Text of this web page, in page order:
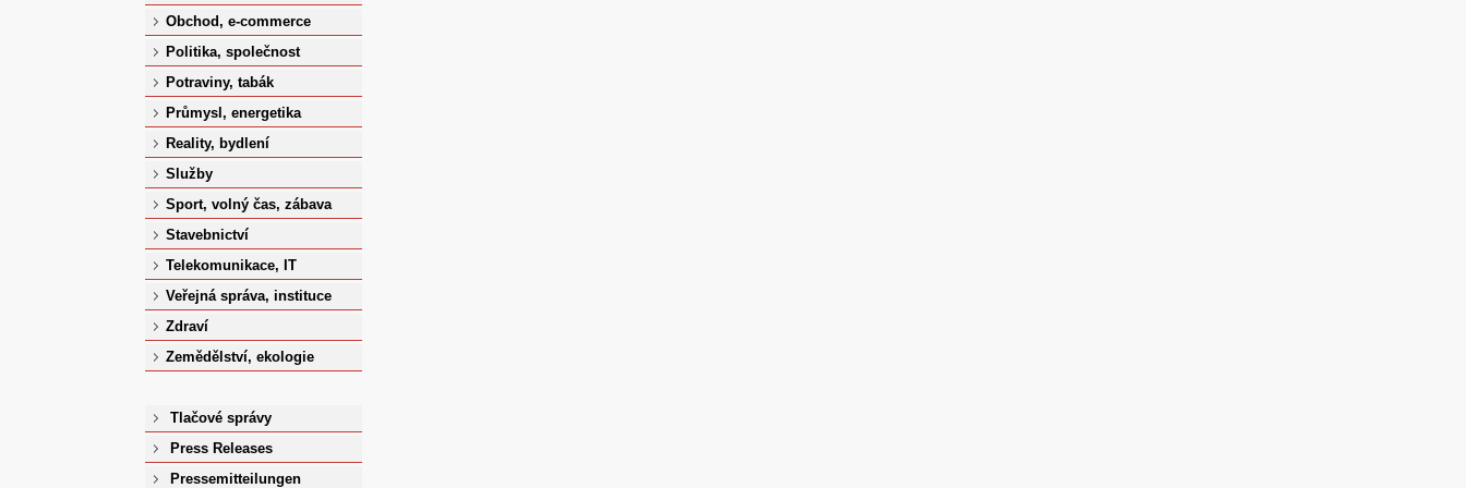
Obchod, e-commerce
Politika, společnost
Potraviny, tabák
Průmysl, energetika
Reality, bydlení
Služby
Sport, volný čas, zábava
Stavebnictví
Telekomunikace, IT
Veřejná správa, instituce
Zdraví
Zemědělství, ekologie
Tlačové správy
Press Releases
Pressemitteilungen